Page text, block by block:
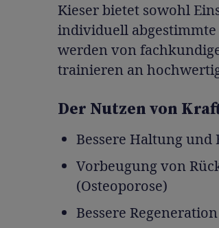
Kieser bietet sowohl
individuell abgestimmte
werden von
trainieren an
Der Nutzen von
Bessere Haltung und
Vorbeugung von
(Osteoporose)
Bessere